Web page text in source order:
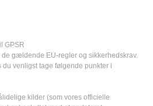
GPSR
gældende EU-regler og sikkerhedskrav.
du venligst tage følgende punkter i
kilder (som vores officielle